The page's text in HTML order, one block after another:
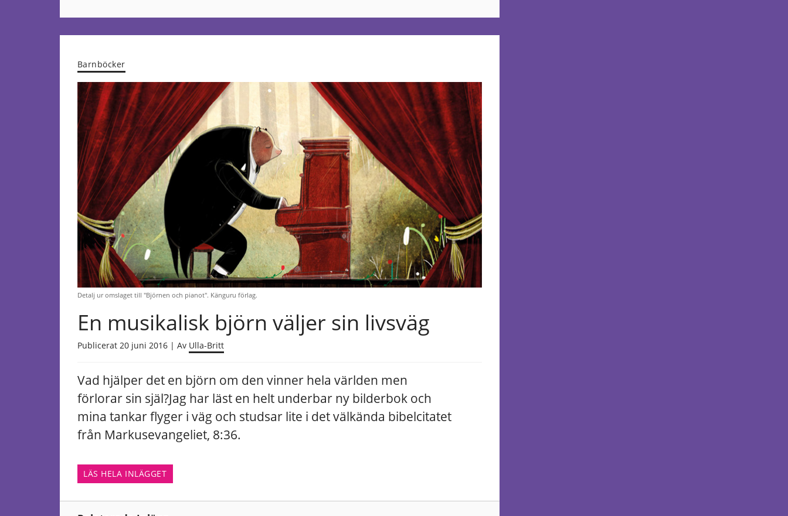
Barnböcker
Detalj ur omslaget till "Björnen och pianot". Känguru förlag.
En musikalisk björn väljer sin livsväg
Publicerat 20 juni 2016 | Av Ulla-Britt
Vad hjälper det en björn om den vinner hela världen men
förlorar sin själ?Jag har läst en helt underbar ny bilderbok och
mina tankar flyger i väg och studsar lite i det välkända bibelcitatet
från Markusevangeliet, 8:36.
LÄS HELA INLÄGGET